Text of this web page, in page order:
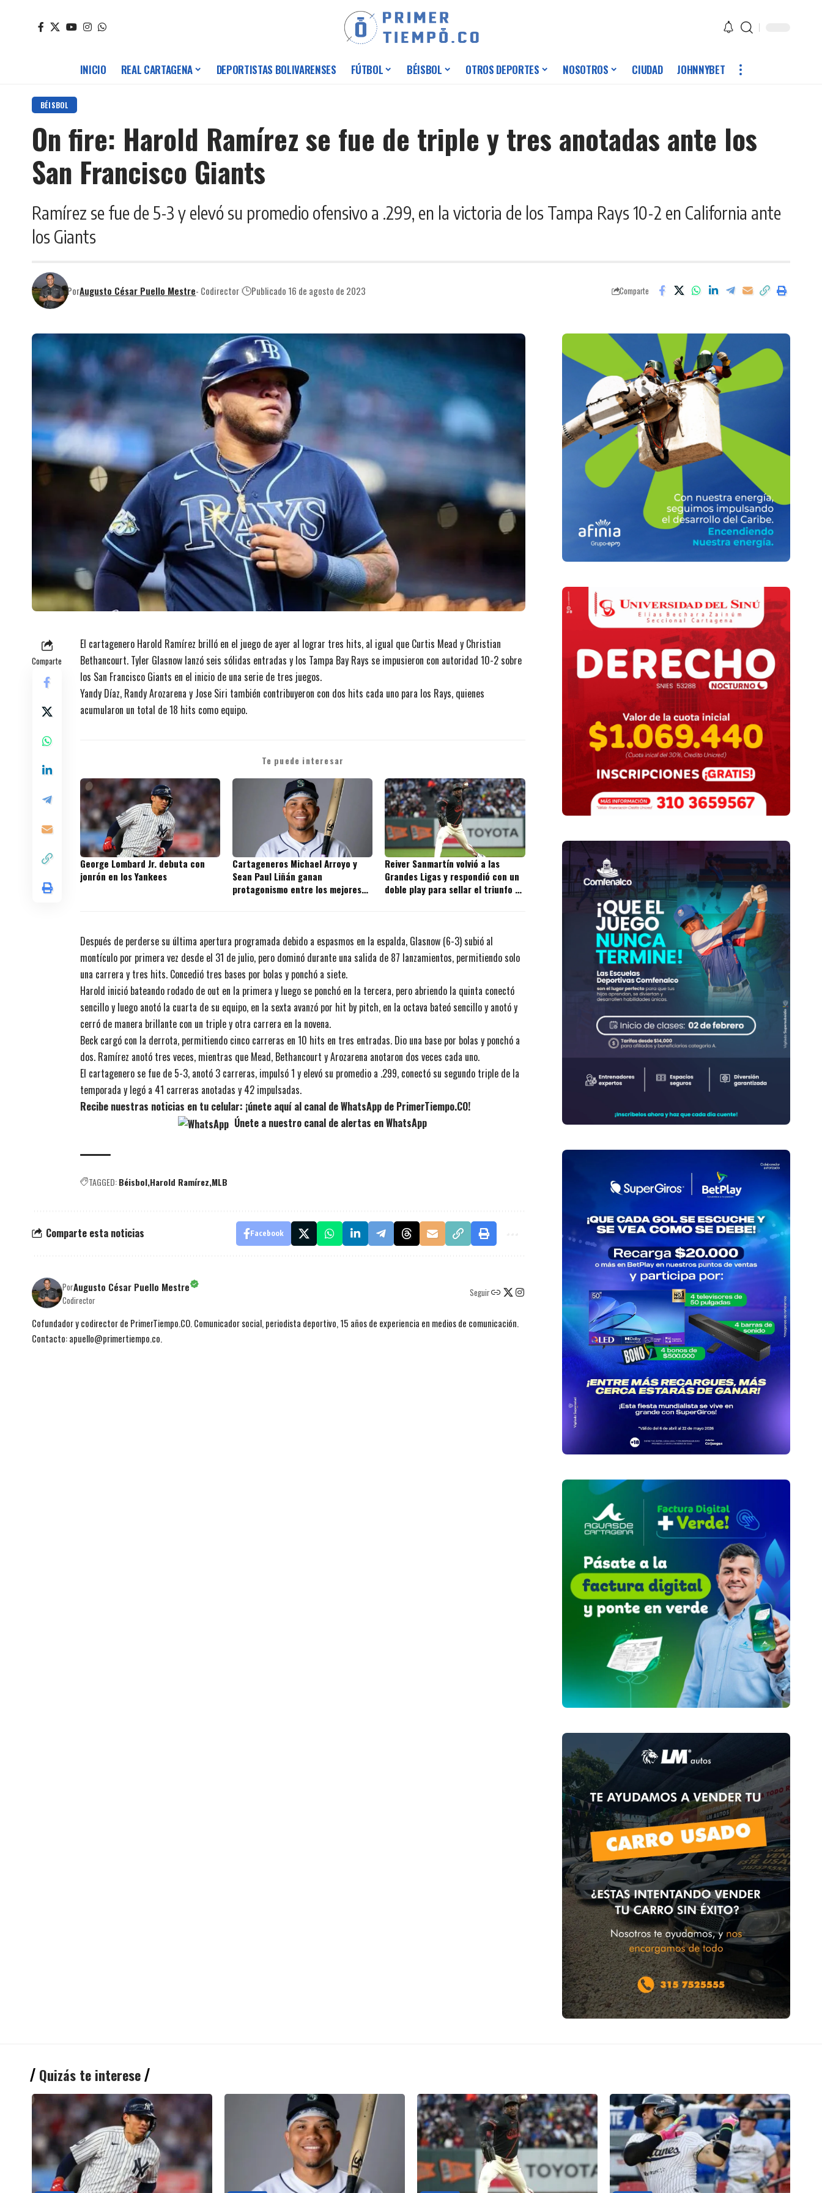
INICIO REAL CARTAGENA DEPORTISTAS BOLIVARENSES FÚTBOL BÉISBOL OTROS DEPORTES NOSOTROS CIUDAD JOHNNYBET
BÉISBOL
On fire: Harold Ramírez se fue de triple y tres anotadas ante los
San Francisco Giants
Ramírez se fue de 5-3 y elevó su promedio ofensivo a .299, en la victoria de los Tampa Rays 10-2 en California ante
los Giants
PorAugusto César Puello Mestre- Codirector Publicado 16 de agosto de 2023 Comparte
Comparte
El cartagenero Harold Ramírez brilló en el juego de ayer al lograr tres hits, al igual que Curtis Mead y Christian
Bethancourt. Tyler Glasnow lanzó seis sólidas entradas y los Tampa Bay Rays se impusieron con autoridad 10-2 sobre
los San Francisco Giants en el inicio de una serie de tres juegos.
Yandy Díaz, Randy Arozarena y Jose Siri también contribuyeron con dos hits cada uno para los Rays, quienes
acumularon un total de 18 hits como equipo.
Te puede interesar
George Lombard Jr. debuta con
jonrón en los Yankees
Cartageneros Michael Arroyo y
Sean Paul Liñán ganan
protagonismo entre los mejores
Reiver Sanmartín volvió a las
Grandes Ligas y respondió con un
doble play para sellar el triunfo de
Después de perderse su última apertura programada debido a espasmos en la espalda, Glasnow (6-3) subió al
montículo por primera vez desde el 31 de julio, pero dominó durante una salida de 87 lanzamientos, permitiendo solo
una carrera y tres hits. Concedió tres bases por bolas y ponchó a siete.
Harold inició bateando rodado de out en la primera y luego se ponchó en la tercera, pero abriendo la quinta conectó
sencillo y luego anotó la cuarta de su equipo, en la sexta avanzó por hit by pitch, en la octava bateó sencillo y anotó y
cerró de manera brillante con un triple y otra carrera en la novena.
Beck cargó con la derrota, permitiendo cinco carreras en 10 hits en tres entradas. Dio una base por bolas y ponchó a
dos. Ramírez anotó tres veces, mientras que Mead, Bethancourt y Arozarena anotaron dos veces cada uno.
El cartagenero se fue de 5-3, anotó 3 carreras, impulsó 1 y elevó su promedio a .299, conectó su segundo triple de la
temporada y legó a 41 carreras anotadas y 42 impulsadas.
Recibe nuestras noticias en tu celular: ¡únete aquí al canal de WhatsApp de PrimerTiempo.CO!
Únete a nuestro canal de alertas en WhatsApp
TAGGED:Béisbol Harold Ramírez MLB
Comparte esta noticias Facebook
PorAugusto César Puello Mestre
Codirector
Seguir
Cofundador y codirector de PrimerTiempo.CO. Comunicador social, periodista deportivo, 15 años de experiencia en medios de comunicación.
Contacto: apuello@primertiempo.co.
Quizás te interese